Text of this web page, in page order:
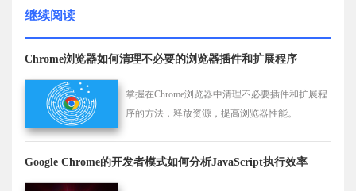
继续阅读
Chrome浏览器如何清理不必要的浏览器插件和扩展程序
掌握在Chrome浏览器中清理不必要插件和扩展程
序的方法，释放资源，提高浏览器性能。
Google Chrome的开发者模式如何分析JavaScript执行效率